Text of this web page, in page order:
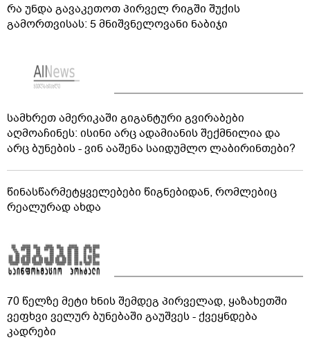
რა უნდა გავაკეთოთ პირველ რიგში შუქის
გამორთვისას: 5 მნიშვნელოვანი ნაბიჯი
სამხრეთ ამერიკაში გიგანტური გვირაბები
აღმოაჩინეს: ისინი არც ადამიანის შექმნილია და
არც ბუნების - ვინ ააშენა საიდუმლო ლაბირინთები?
წინასწარმეტყველებები წიგნებიდან, რომლებიც
რეალურად ახდა
70 წელზე მეტი ხნის შემდეგ პირველად, ყაზახეთში
ვეფხვი ველურ ბუნებაში გაუშვეს - ქვეყნდება
კადრები